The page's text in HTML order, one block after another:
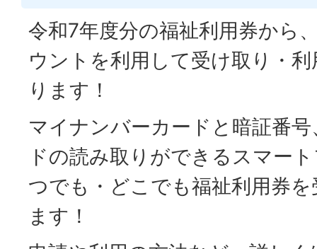
令和7年度分の福祉利用券から
ウントを利用して受け取り・
ります！
マイナンバーカードと暗証番
ドの読み取りができるスマー
つでも・どこでも福祉利用券
ます！